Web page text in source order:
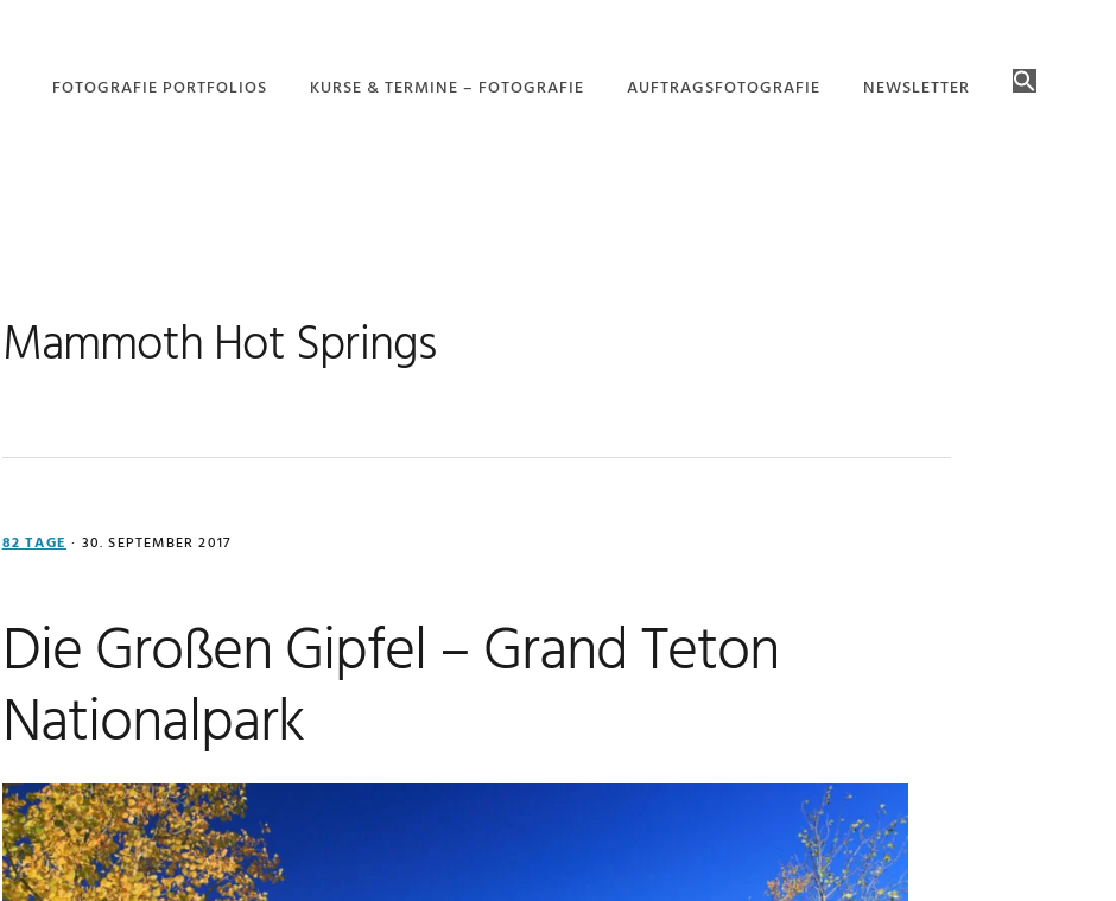
FOTOGRAFIE PORTFOLIOS
NATURFOTOGRAFIE
PORTFOLIO –
KURSE & TERMINE – FOTOGRAFIE AUFTRAGSFOTOGRAFIE NEWSLETTER
Mammoth Hot Springs
82 TAGE · 30. SEPTEMBER 2017
Die Großen Gipfel – Grand Teton
Nationalpark